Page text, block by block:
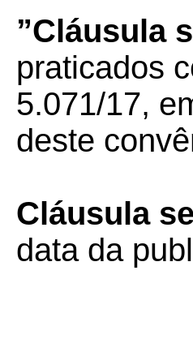
”Cláusula
praticados
5.071/17,
deste
Cláusula
data da